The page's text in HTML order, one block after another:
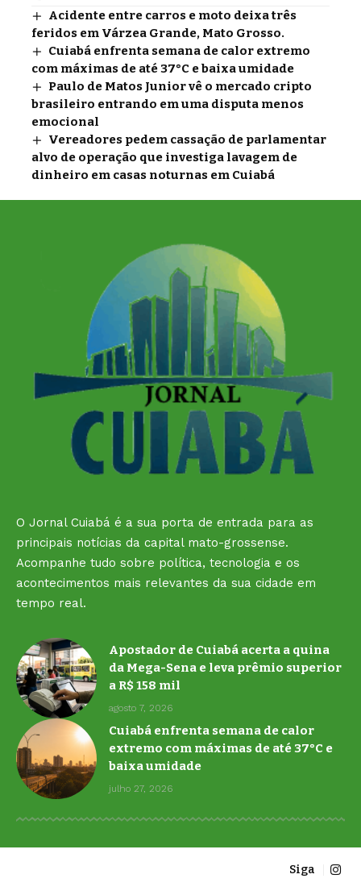
Acidente entre carros e moto deixa três
feridos em Várzea Grande, Mato Grosso.
Cuiabá enfrenta semana de calor extremo
com máximas de até 37°C e baixa umidade
Paulo de Matos Junior vê o mercado cripto
brasileiro entrando em uma disputa menos
emocional
Vereadores pedem cassação de parlamentar
alvo de operação que investiga lavagem de
dinheiro em casas noturnas em Cuiabá
O Jornal Cuiabá é a sua porta de entrada para as
principais notícias da capital mato-grossense.
Acompanhe tudo sobre política, tecnologia e os
acontecimentos mais relevantes da sua cidade em
tempo real.
Apostador de Cuiabá acerta a quina
da Mega-Sena e leva prêmio superior
a R$ 158 mil
agosto 7, 2026
Cuiabá enfrenta semana de calor
extremo com máximas de até 37°C e
baixa umidade
julho 27, 2026
Siga